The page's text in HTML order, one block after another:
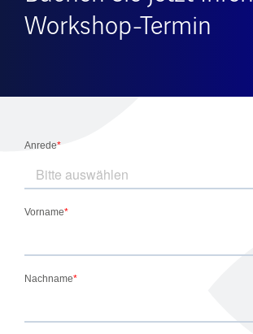
Workshop-Termin